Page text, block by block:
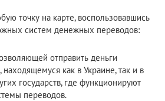
точку на карте, воспользовавшись
систем денежных переводов:
отправить деньги
находящемуся как в Украине, так и в
государств, где функционируют
переводов.